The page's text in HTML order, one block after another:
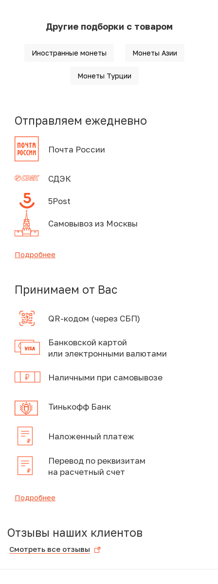
Другие подборки с товаром
Иностранные монеты Монеты Азии
Монеты Турции
Отправляем ежедневно
Почта России
СДЭК
5Post
Самовывоз из Москвы
Подробнее
Принимаем от Вас
QR-кодом (через СБП)
Банковской картой
или электронными валютами
Наличными при самовывозе
Тинькофф Банк
Наложенный платеж
Перевод по реквизитам
на расчетный счет
Подробнее
Отзывы наших клиентов
Смотреть все отзывы